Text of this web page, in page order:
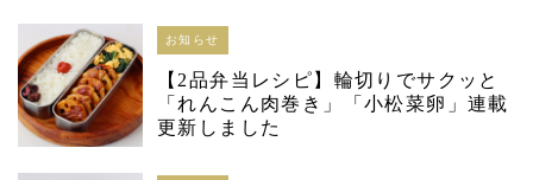
お知らせ
【2品弁当レシピ】輪切りでサクッと
「れんこん肉巻き」「小松菜卵」連載
更新しました